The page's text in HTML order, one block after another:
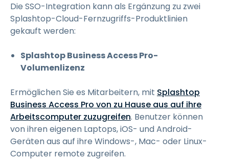
Die SSO-Integration kann als Ergänzung zu zwei
Splashtop-Cloud-Fernzugriffs-Produktlinien
gekauft werden:
Splashtop Business Access Pro-
Volumenlizenz
Ermöglichen Sie es Mitarbeitern, mit Splashtop
Business Access Pro von zu Hause aus auf ihre
Arbeitscomputer zuzugreifen. Benutzer können
von ihren eigenen Laptops, iOS- und Android-
Geräten aus auf ihre Windows-, Mac- oder Linux-
Computer remote zugreifen.